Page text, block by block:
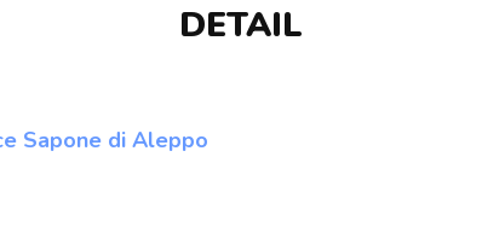
DETAIL
Sapone di Aleppo